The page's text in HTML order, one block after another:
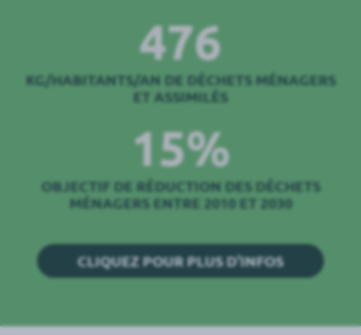
476
KG/HABITANTS/AN DE DÉCHETS MÉNAGERS
ET ASSIMILÉS
15%
OBJECTIF DE RÉDUCTION DES DÉCHETS
MÉNAGERS ENTRE 2010 ET 2030
CLIQUEZ POUR PLUS D'INFOS